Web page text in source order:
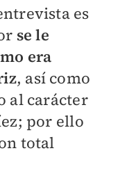
es
se le
era
, así como
al carácter
por ello
total